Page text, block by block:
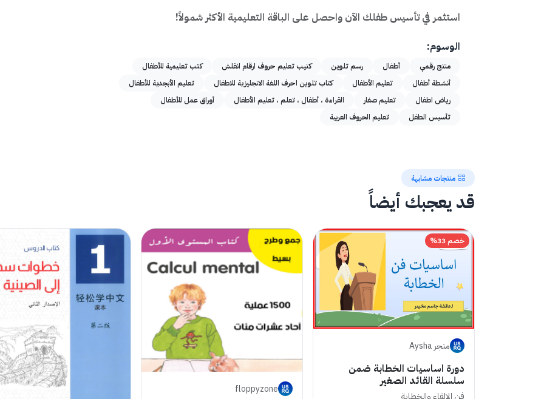
استثمر في تأسيس طفلك الآن واحصل على الباقة التعليمية الأكثر شمولاً!
الوسوم:
منتج رقمي أطفال رسم تلوين كتيب تعليم حروف ارقام انقلش
كتب تعليمية للأطفال
أنشطة أطفال
تعليم الأطفال كتاب تلوين احرف اللغة الانجليزية للاطفال
تعليم الأبجدية للأطفال
رياض اطفال
تعليم صغار القراءة ، أطفال ، تعلم ، تعليم الأطفال
أوراق عمل للأطفال
تأسيس الطفل
تعليم الحروف العربية
منتجات مشابهة
قد يعجبك أيضاً
خصم 33%
متجر Aysha
دورة اساسيات الخطابة ضمن
سلسلة القائد الصغير
floppyzone